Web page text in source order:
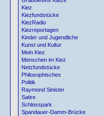
Kiez
Kiezfundstücke
KiezRadio
Kiezreportagen
Kinder und Jugendliche
Kunst und Kultur
Mein Kiez
Menschen im Kiez
Netzfundstücke
Philosophisches
Politik
Raymond Sinister
Satire
Schlosspark
Spandauer-Damm-Brücke